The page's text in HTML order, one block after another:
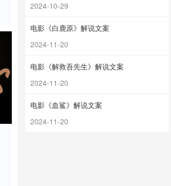
2024-10-29
电影《白鹿原》解说文案
2024-11-20
电影《解救吾先生》解说文案
2024-11-20
电影《血鲨》解说文案
2024-11-20